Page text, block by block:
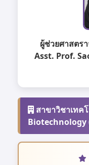
ผู้ช่วยศาสตร
Asst. Prof.
สาขาวิชาเทค
Biotechnology